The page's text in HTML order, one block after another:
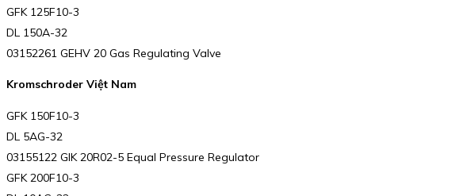
GFK 125F10-3
DL 150A-32
03152261 GEHV 20 Gas Regulating Valve
Kromschroder Việt Nam
GFK 150F10-3
DL 5AG-32
03155122 GIK 20R02-5 Equal Pressure Regulator
GFK 200F10-3